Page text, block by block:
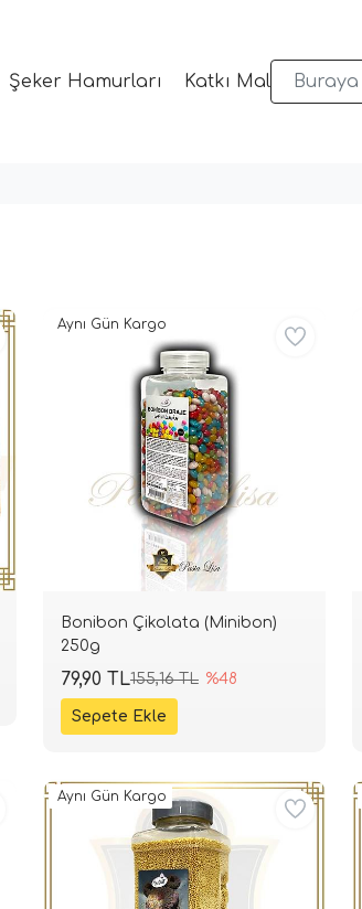
Şeker Hamurları Katkı Malzemeleri
Bonibon Çikolata (Minibon)
250g
155,16 TL %48
79,90 TL
Aynı Gün Kargo
Aynı Gün Kargo